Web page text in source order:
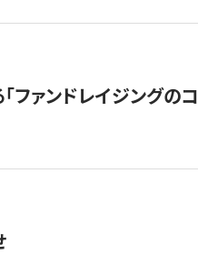
ファンドレイジングの